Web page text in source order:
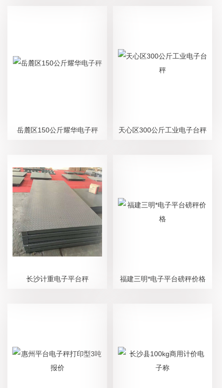
岳麓区150公斤耀华电子秤 天心区300公斤工业电子台秤
长沙计重电子平台秤 福建三明*电子平台磅秤价格